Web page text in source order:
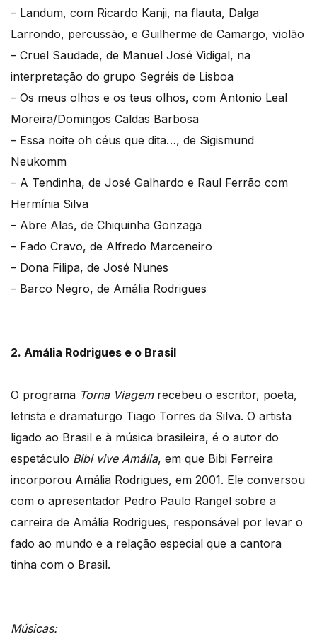
– Landum, com Ricardo Kanji, na flauta, Dalga
Larrondo, percussão, e Guilherme de Camargo, violão
– Cruel Saudade, de Manuel José Vidigal, na
interpretação do grupo Segréis de Lisboa
– Os meus olhos e os teus olhos, com Antonio Leal
Moreira/Domingos Caldas Barbosa
– Essa noite oh céus que dita…, de Sigismund
Neukomm
– A Tendinha, de José Galhardo e Raul Ferrão com
Hermínia Silva
– Abre Alas, de Chiquinha Gonzaga
– Fado Cravo, de Alfredo Marceneiro
– Dona Filipa, de José Nunes
– Barco Negro, de Amália Rodrigues
2. Amália Rodrigues e o Brasil
O programa Torna Viagem recebeu o escritor, poeta,
letrista e dramaturgo Tiago Torres da Silva. O artista
ligado ao Brasil e à música brasileira, é o autor do
espetáculo Bibi vive Amália, em que Bibi Ferreira
incorporou Amália Rodrigues, em 2001. Ele conversou
com o apresentador Pedro Paulo Rangel sobre a
carreira de Amália Rodrigues, responsável por levar o
fado ao mundo e a relação especial que a cantora
tinha com o Brasil.
Músicas: